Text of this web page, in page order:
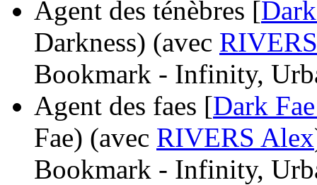
Agent des ténèbres [
Darkness) (avec
Bookmark - Infinity,
Agent des faes [Dark
Fae) (avec RIVERS Alex
Bookmark - Infinity,